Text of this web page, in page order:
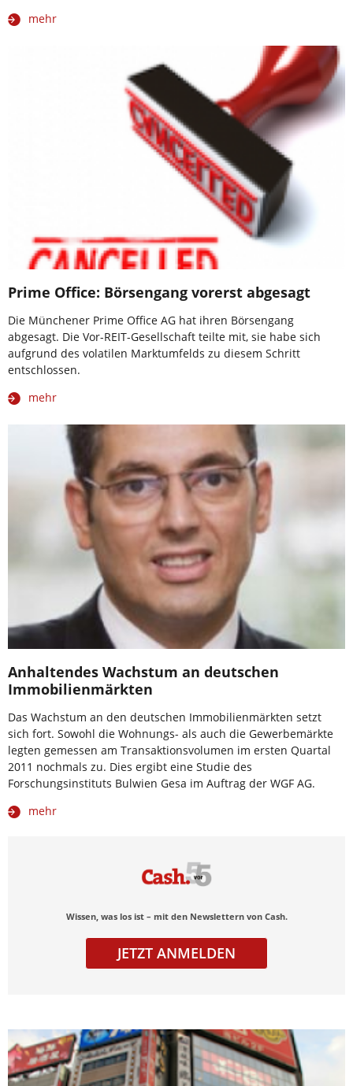
mehr
Prime Office: Börsengang vorerst abgesagt
Die Münchener Prime Office AG hat ihren Börsengang
abgesagt. Die Vor-REIT-Gesellschaft teilte mit, sie habe sich
aufgrund des volatilen Marktumfelds zu diesem Schritt
entschlossen.
mehr
Anhaltendes Wachstum an deutschen
Immobilienmärkten
Das Wachstum an den deutschen Immobilienmärkten setzt
sich fort. Sowohl die Wohnungs- als auch die Gewerbemärkte
legten gemessen am Transaktionsvolumen im ersten Quartal
2011 nochmals zu. Dies ergibt eine Studie des
Forschungsinstituts Bulwien Gesa im Auftrag der WGF AG.
mehr
Wissen, was los ist – mit den Newslettern von Cash.
JETZT ANMELDEN